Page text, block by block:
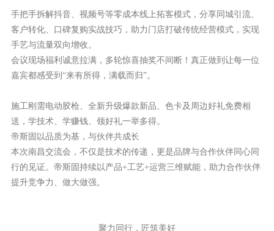
手把手拆解抖音、视频号等零成本线上拓客模式，分享同城引流、
客户转化、口碑复购实战技巧，助力门店打破传统经营模式， 实现
手艺与流量双向增收。
会议现场福利诚意拉满，多轮惊喜抽奖不间断！真正做到让每一位
嘉宾都感受到 “来有所得，满载而归”。
施工刚需电动胶枪、全新升级爆款新品、色卡及周边好礼免费相
送， 学技术、学赚钱、领好礼一举多得。
帝斯固以品质为基，与伙伴共成长
本次南昌交流会，不仅是技术的传递，更是品牌与合作伙伴同心同
行的见证。帝斯固持续以产品+工艺+运营三维赋能，助力合作伙伴
提升竞争力、做大做强。
聚力同行，匠筑美好